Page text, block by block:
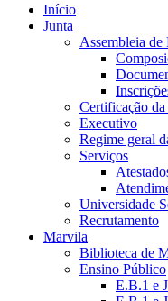
Início
Junta
Assembleia de
Certificação
Executivo
Regime geral
Serviços
Universidade
Recrutamento
Marvila
Biblioteca de
Ensino Público
E.B.1 e